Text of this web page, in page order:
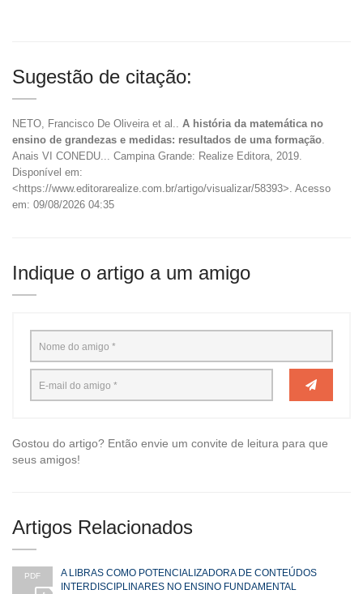
Sugestão de citação:
NETO, Francisco De Oliveira et al.. A história da matemática no
ensino de grandezas e medidas: resultados de uma formação.
Anais VI CONEDU... Campina Grande: Realize Editora, 2019.
Disponível em:
<https://www.editorarealize.com.br/artigo/visualizar/58393>. Acesso
em: 09/08/2026 04:35
Indique o artigo a um amigo
Gostou do artigo? Então envie um convite de leitura para que
seus amigos!
Artigos Relacionados
PDF
A LIBRAS COMO POTENCIALIZADORA DE CONTEÚDOS
INTERDISCIPLINARES NO ENSINO FUNDAMENTAL